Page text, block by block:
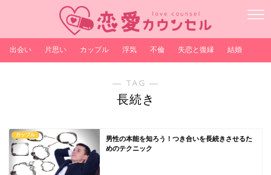
出会い 片思い カップル 浮気 不倫 失恋と復縁 結婚
― TAG ―
長続き
カップル
男性の本能を知ろう！つき合いを長続きさせるた
めのテクニック